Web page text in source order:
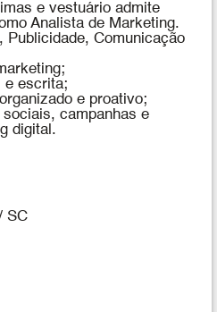
e vestuário admite
Analista de Marketing.
Publicidade, Comunicação
e escrita;
e proativo;
campanhas e
digital.
SC